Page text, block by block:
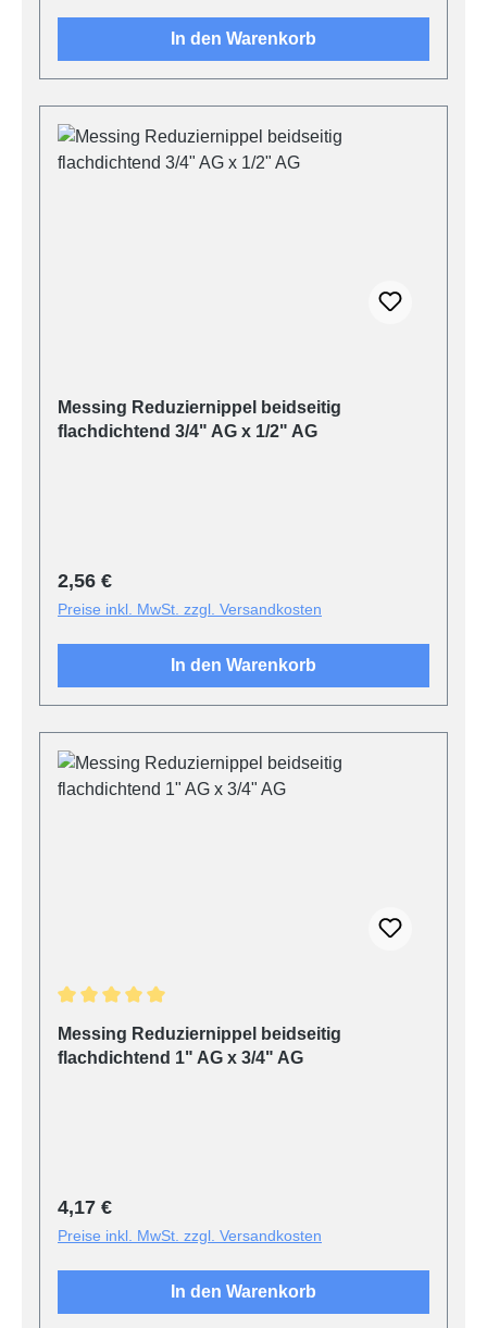
In den Warenkorb
Messing Reduziernippel beidseitig
flachdichtend 3/4" AG x 1/2" AG
Regulärer Preis:
2,56 €
Preise inkl. MwSt. zzgl. Versandkosten
In den Warenkorb
Messing Reduziernippel beidseitig
flachdichtend 1" AG x 3/4" AG
Regulärer Preis:
4,17 €
Preise inkl. MwSt. zzgl. Versandkosten
In den Warenkorb